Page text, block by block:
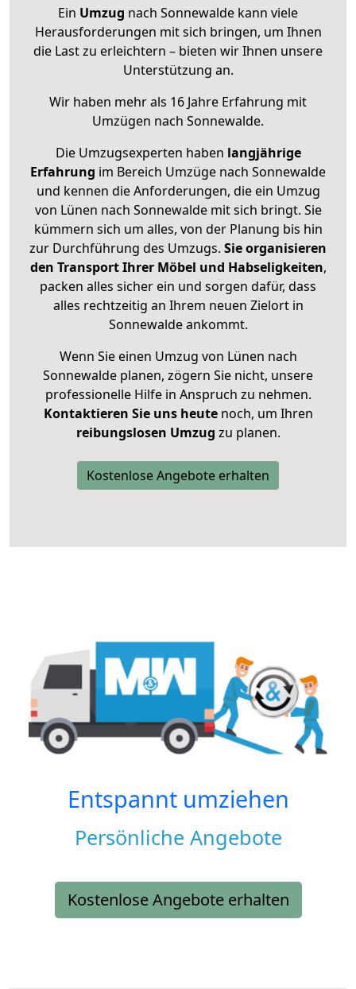
Ein Umzug nach Sonnewalde kann viele
Herausforderungen mit sich bringen, um Ihnen
die Last zu erleichtern – bieten wir Ihnen unsere
Unterstützung an.
Wir haben mehr als 16 Jahre Erfahrung mit
Umzügen nach Sonnewalde.
Die Umzugsexperten haben langjährige
Erfahrung im Bereich Umzüge nach Sonnewalde
und kennen die Anforderungen, die ein Umzug
von Lünen nach Sonnewalde mit sich bringt. Sie
kümmern sich um alles, von der Planung bis hin
zur Durchführung des Umzugs. Sie organisieren
den Transport Ihrer Möbel und Habseligkeiten,
packen alles sicher ein und sorgen dafür, dass
alles rechtzeitig an Ihrem neuen Zielort in
Sonnewalde ankommt.
Wenn Sie einen Umzug von Lünen nach
Sonnewalde planen, zögern Sie nicht, unsere
professionelle Hilfe in Anspruch zu nehmen.
Kontaktieren Sie uns heutenoch, um Ihren
reibungslosen Umzug zu planen.
Kostenlose Angebote erhalten
Entspannt umziehen
Persönliche Angebote
Kostenlose Angebote erhalten